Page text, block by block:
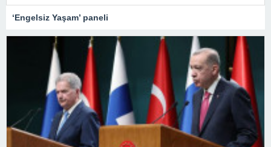
‘Engelsiz Yaşam’ paneli